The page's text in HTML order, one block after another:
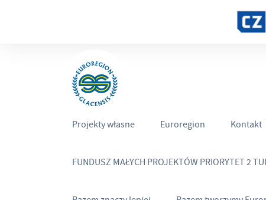
Projekty własne Euroregion Kontakt
FUNDUSZ MAŁYCH PROJEKTÓW PRIORYTET 2